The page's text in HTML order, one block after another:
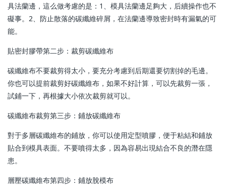
具法蘭邊，這么做考慮的是：1、模具法蘭邊足夠大，后續操作也不
礙事。2、防止散落的碳纖維碎屑，在法蘭邊導致密封時有漏氣的可
能。
貼密封膠帶第二步：裁剪碳纖維布
碳纖維布不要裁剪得太小，要充分考慮到后期還要切割掉的毛邊。
你也可以提前裁剪好碳纖維布，如果不好計算，可以先裁剪一張，
試鋪一下，再根據大小依次裁剪就可以。
碳纖維布裁剪第三步：鋪放碳纖維布
對于多層碳纖維布的鋪放，你可以使用定型噴膠，便于粘結和鋪放
貼合到模具表面。不要噴得太多，因為容易出現結合不良的潛在隱
患。
層壓碳纖維布第四步：鋪放脫模布